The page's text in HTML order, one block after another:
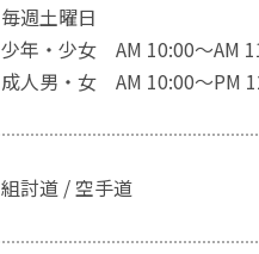
毎週土曜日
少年・少女 AM 10:00〜AM
成人男・女 AM 10:00〜PM
組討道 / 空手道